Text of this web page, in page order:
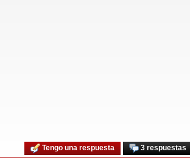
3 respuestas
Tengo una respuesta